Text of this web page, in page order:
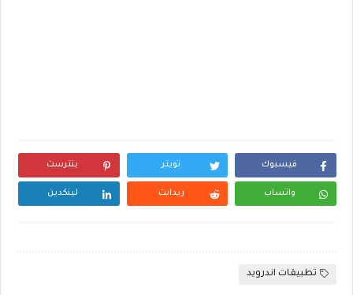
فيسبوك تويتر بنترست
واتساب ريدايت لينكدين
تطبيقات اندرويد